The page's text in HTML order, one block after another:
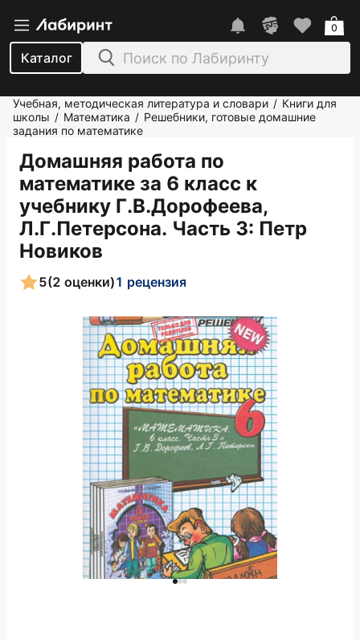
Каталог
0
Учебная, методическая литература и словари / Книги для
школы / Математика / Решебники, готовые домашние
задания по математике
Домашняя работа по
математике за 6 класс к
учебнику Г.В.Дорофеева,
Л.Г.Петерсона. Часть 3: Петр
Новиков
5(2 оценки)1 рецензия